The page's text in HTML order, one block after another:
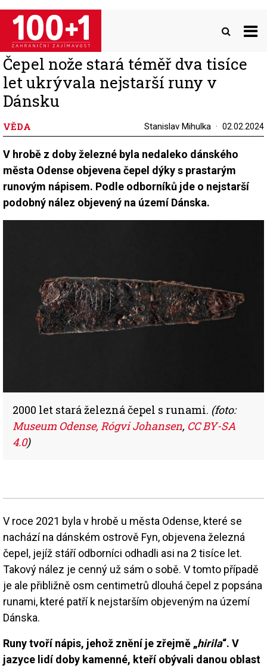
Přejít
hlavnímu
obsahu
Čepel nože stará téměř dva tisíce
let ukrývala nejstarší runy v
Dánsku
VĚDA Stanislav Mihulka 02.02.2024
V hrobě z doby železné byla nedaleko dánského
města Odense objevena čepel dýky s prastarým
runovým nápisem. Podle odborníků jde o nejstarší
podobný nález objevený na území Dánska.
2000 let stará železná čepel s runami. (foto:
Museum Odense, Rógvi Johansen, CC BY-SA
4.0)
V roce 2021 byla v hrobě u města Odense, které se
nachází na dánském ostrově Fyn, objevena železná
čepel, jejíž stáří odborníci odhadli asi na 2 tisíce let.
Takový nález je cenný už sám o sobě. V tomto případě
je ale přibližně osm centimetrů dlouhá čepel z popsána
runami, které patří k nejstarším objeveným na území
Dánska.
Runy tvoří nápis, jehož znění je zřejmě „hirila“. V
jazyce lidí doby kamenné, kteří obývali danou oblast